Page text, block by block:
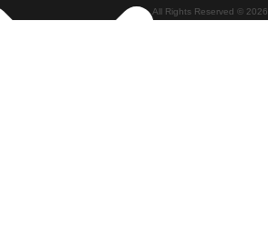
Trains de Braga à Lisbonne All Rights Reserved © 2026